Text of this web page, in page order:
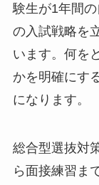
験生が1年間
の入試戦略を
います。何を
かを明確にす
になります。
総合型選抜対
ら面接練習ま